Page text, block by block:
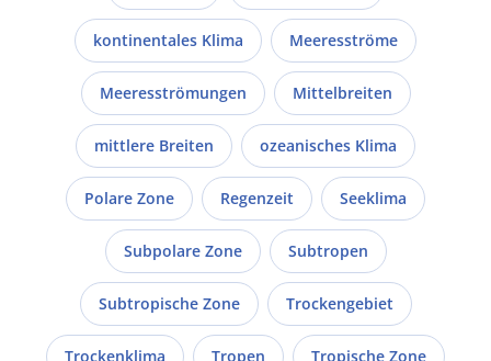
kontinentales Klima Meeresströme
Meeresströmungen Mittelbreiten
mittlere Breiten ozeanisches Klima
Polare Zone Regenzeit Seeklima
Subpolare Zone Subtropen
Subtropische Zone Trockengebiet
Trockenklima Tropen Tropische Zone